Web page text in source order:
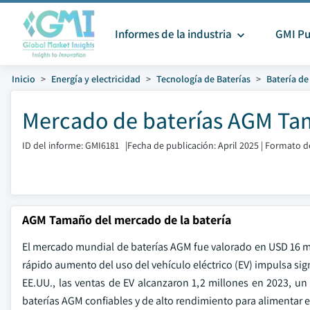
Informes de la industria GMI
Inicio Energía y electricidad Tecnología de Baterías Batería
Mercado de baterías AGM
ID del informe: GMI6181 |Fecha de publicación: April 2025 | Formato
AGM Tamaño del mercado de la batería
El mercado mundial de baterías AGM fue valorado en USD 16
rápido aumento del uso del vehículo eléctrico (EV) impulsa
EE.UU., las ventas de EV alcanzaron 1,2 millones en 2023,
baterías AGM confiables y de alto rendimiento para alimentar